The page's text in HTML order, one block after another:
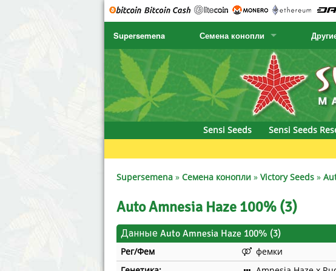
Supersemena Семена конопли
SENSI SEEDS
SENSI SEEDS RESEARCH
NIRVANA
SERIOUS SEEDS
SPLIFF SEEDS
Ace Seeds
Anaconda Seeds
CBD Crew
Chronic & Caviar
Delicious Seeds
Dr. Underground Seeds
Dutch Passion
Empire Seeds
Exotic Seeds
Семена
Sensi Seeds
Sensi Seeds
Supersemena » Семена конопли » Victory Seeds »
Auto Amnesia Haze 100% (3)
Данные Auto Amnesia Haze 100% (3)
Рег/Фем
фемки